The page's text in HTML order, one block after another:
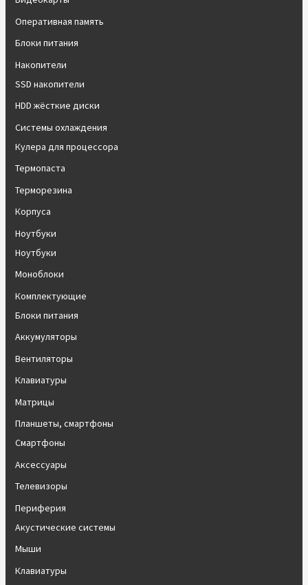
Оперативная память
Блоки питания
Накопители
SSD накопители
HDD жёсткие диски
Системы охлаждения
Кулера для процессора
Термопаста
Терморезина
Корпуса
Ноутбуки
Ноутбуки
Моноблоки
Комплектующие
Блоки питания
Аккумуляторы
Вентиляторы
Клавиатуры
Матрицы
Планшеты, смартфоны
Смартфоны
Аксессуары
Телевизоры
Периферия
Акустические системы
Мыши
Клавиатуры